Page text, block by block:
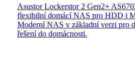
Asustor Lockerstor 2 Gen2+
flexibilní domácí NAS pro HDD i
Moderní NAS v základní verzi pro
řešení do domácnosti.